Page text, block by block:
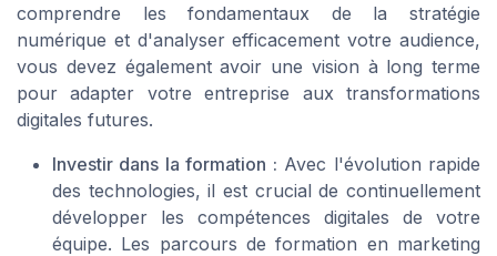
comprendre les fondamentaux de la stratégie
numérique et d'analyser efficacement votre audience,
vous devez également avoir une vision à long terme
pour adapter votre entreprise aux transformations
digitales futures.
Investir dans la formation : Avec l'évolution rapide
des technologies, il est crucial de continuellement
développer les compétences digitales de votre
équipe. Les parcours de formation en marketing